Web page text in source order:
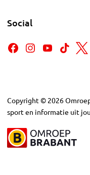
Social
Copyright © 2026
sport en informatie uit